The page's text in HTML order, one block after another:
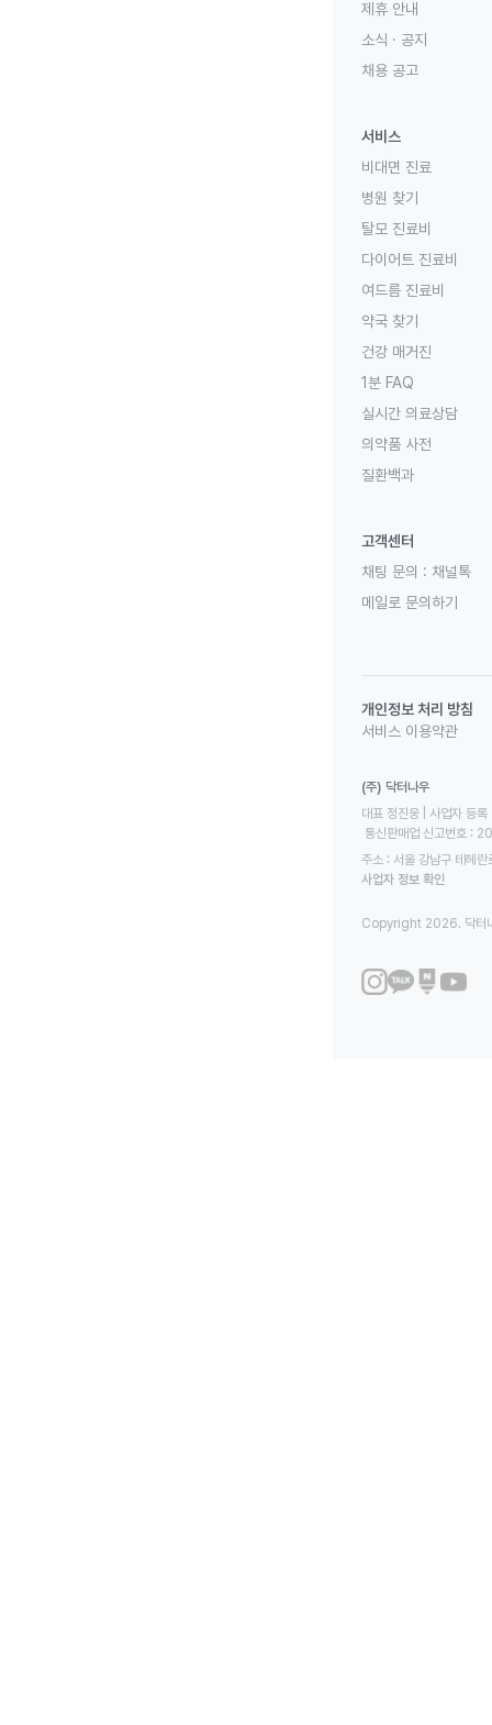
제휴 안내
소식 · 공지
채용 공고
서비스
비대면 진료
병원 찾기
탈모 진료비
다이어트 진료비
여드름 진료비
약국 찾기
건강 매거진
1분 FAQ
실시간 의료상담
의약품 사전
질환백과
고객센터
채팅 문의 : 채널톡
메일로 문의하기
개인정보 처리 방침
서비스 이용약관
(주) 닥터나우
대표 정진웅 | 사업자
통신판매업 신고번호
주소 : 서울 강남구 테헤
사업자 정보 확인
Copyright 2026. 닥터